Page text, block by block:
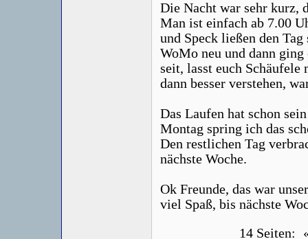
Die Nacht war sehr kurz,
Man ist einfach ab 7.00
und Speck ließen den
WoMo neu und dann
seit, lasst euch
dann besser verstehen,
Das Laufen hat schon
Montag spring ich das
Den restlichen Tag
nächste Woche.
Ok Freunde, das war
viel Spaß, bis nächste
14 Seiten: